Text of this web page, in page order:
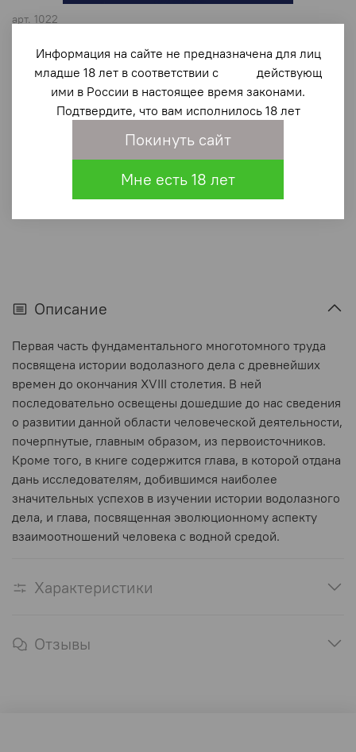
арт. 1022
Очерки истории водолазного дела. Книга 1
1 140 ₽
В корзину
Описание
Первая часть фундаментального многотомного труда
посвящена истории водолазного дела с древнейших
времен до окончания XVIII столетия. В ней
последовательно освещены дошедшие до нас сведения
о развитии данной области человеческой деятельности,
почерпнутые, главным образом, из первоисточников.
Кроме того, в книге содержится глава, в которой отдана
дань исследователям, добившимся наиболее
значительных успехов в изучении истории водолазного
дела, и глава, посвященная эволюционному аспекту
взаимоотношений человека с водной средой.
Характеристики
Отзывы
Информация на сайте не предназначена для лиц
младше 18 лет в соответствии с действующ
ими в России в настоящее время законами.
Подтвердите, что вам исполнилось 18 лет
Покинуть сайт
Мне есть 18 лет